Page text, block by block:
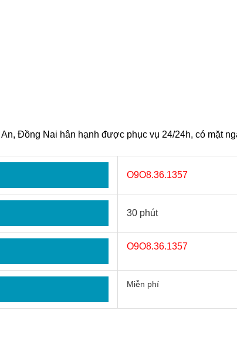
Đồng Nai hân hạnh được phục vụ 24/24h, có mặt
O9O8.36.1357
30 phút
O9O8.36.1357
Miễn phí